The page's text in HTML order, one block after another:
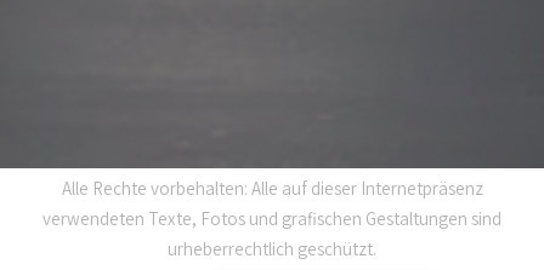
Alle Rechte vorbehalten: Alle auf dieser Internetpräsenz
verwendeten Texte, Fotos und grafischen Gestaltungen sind
urheberrechtlich geschützt.